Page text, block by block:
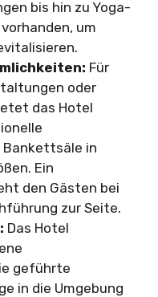
bis hin zu Yoga-
um
Für
oder
das Hotel
Bankettsäle in
Ein
den Gästen bei
zur Seite.
Das Hotel
geführte
in die Umgebung